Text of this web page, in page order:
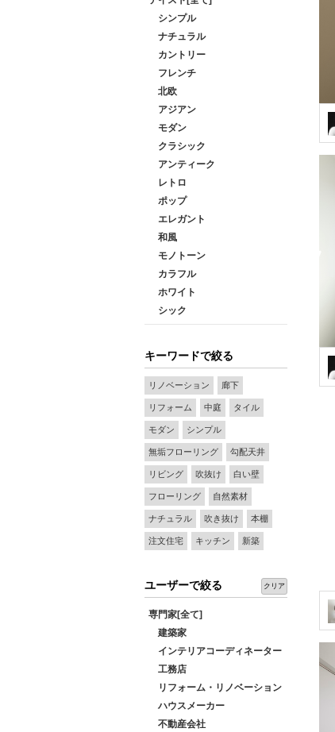
シンプル
ナチュラル
カントリー
フレンチ
北欧
アジアン
モダン
クラシック
アンティーク
レトロ
ポップ
エレガント
和風
モノトーン
カラフル
ホワイト
シック
キーワードで絞る
リノベーション 廊下
リフォーム 中庭 タイル
モダン シンプル
無垢フローリング 勾配天井
リビング 吹抜け 白い壁
フローリング 自然素材
ナチュラル 吹き抜け 本棚
注文住宅 キッチン 新築
ユーザーで絞る クリア
専門家[全て]
建築家
インテリアコーディネーター
工務店
リフォーム・リノベーション
ハウスメーカー
不動産会社